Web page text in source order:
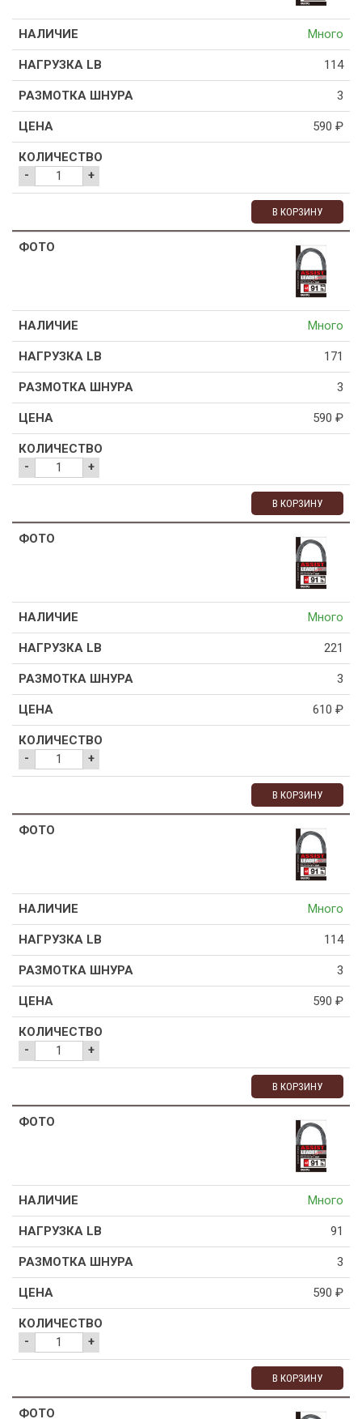
Много
114
3
590 ₽
- +
В КОРЗИНУ
Много
171
3
590 ₽
- +
В КОРЗИНУ
Много
221
3
610 ₽
- +
В КОРЗИНУ
Много
114
3
590 ₽
- +
В КОРЗИНУ
Много
91
3
590 ₽
- +
В КОРЗИНУ